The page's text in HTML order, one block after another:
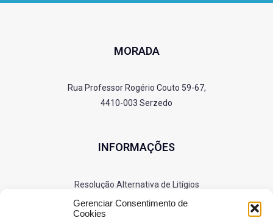
Gerenciar Consentimento de
Cookies
MORADA
Rua Professor Rogério Couto 59-67,
4410-003 Serzedo
INFORMAÇÕES
Resolução Alternativa de Litígios
Política de Privacidade